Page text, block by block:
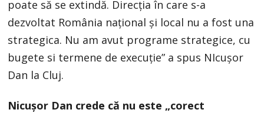
poate să se extindă. Direcția în care s-a
dezvoltat România național și local nu a fost una
strategica. Nu am avut programe strategice, cu
bugete si termene de execuție” a spus NIcușor
Dan la Cluj.
Nicușor Dan crede că nu este „corect